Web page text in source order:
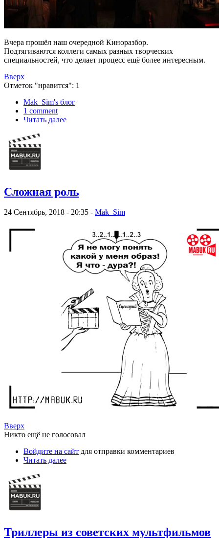
Вчера прошёл наш очередной Киноразбор.
Подтягиваются коллеги самых разных творческих
специальностей, что делает процесс ещё более интересным.
Вверх
Отметок "нравится": 1
Mak_Sim's блог
1 comment
Читать далее
Сложная роль
24 Сентябрь, 2018 - 20:35 - Mak_Sim
Вверх
Никто ещё не голосовал
Войдите на сайт для отправки комментариев
Читать далее
Триллеры из советских мультфильмов